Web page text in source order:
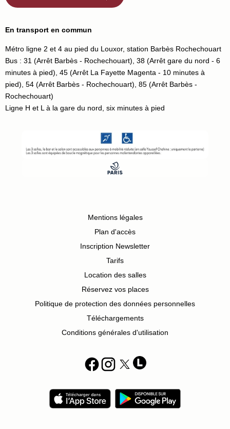
En transport en commun
Métro ligne 2 et 4 au pied du Louxor, station Barbès Rochechouart
Bus : 31 (Arrêt Barbès - Rochechouart), 38 (Arrêt gare du nord - 6
minutes à pied), 45 (Arrêt La Fayette Magenta - 10 minutes à
pied), 54 (Arrêt Barbès - Rochechouart), 85 (Arrêt Barbès -
Rochechouart)
Ligne H et L à la gare du nord, six minutes à pied
Mentions légales
Plan d'accès
Inscription Newsletter
Tarifs
Location des salles
Réservez vos places
Politique de protection des données personnelles
Téléchargements
Conditions générales d'utilisation